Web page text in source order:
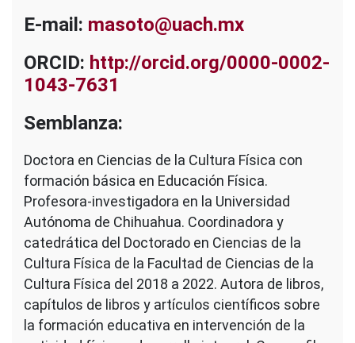
E-mail: masoto@uach.mx
ORCID: http://orcid.org/0000-0002-
1043-7631
Semblanza:
Doctora en Ciencias de la Cultura Física con
formación básica en Educación Física.
Profesora-investigadora en la Universidad
Autónoma de Chihuahua. Coordinadora y
catedrática del Doctorado en Ciencias de la
Cultura Física de la Facultad de Ciencias de la
Cultura Física del 2018 a 2022. Autora de libros,
capítulos de libros y artículos científicos sobre
la formación educativa en intervención de la